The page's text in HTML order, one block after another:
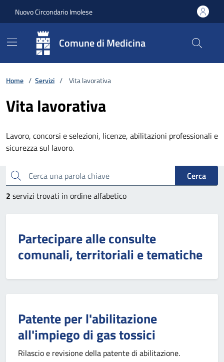
Nuovo Circondario Imolese
Comune di Medicina
Home / Servizi / Vita lavorativa
Vita lavorativa
Lavoro, concorsi e selezioni, licenze, abilitazioni professionali e
sicurezza sul lavoro.
Esplora tutti i servizi
Cerca una parola chiave
Cerca
2 servizi trovati in ordine alfabetico
Partecipare alle consulte
comunali, territoriali e tematiche
Patente per l'abilitazione
all'impiego di gas tossici
Rilascio e revisione della patente di abilitazione.